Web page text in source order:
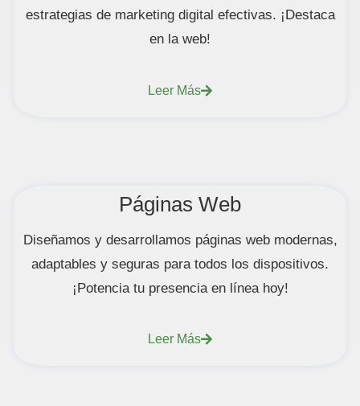
estrategias de marketing digital efectivas. ¡Destaca
en la web!
Leer Más
Páginas Web
Diseñamos y desarrollamos páginas web modernas,
adaptables y seguras para todos los dispositivos.
¡Potencia tu presencia en línea hoy!
Leer Más